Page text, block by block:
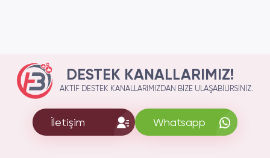
DESTEK KANALLARIMIZ!
AKTIF DESTEK KANALLARIMIZDAN BIZE ULAŞABILIRSINIZ.
İletişim Whatsapp